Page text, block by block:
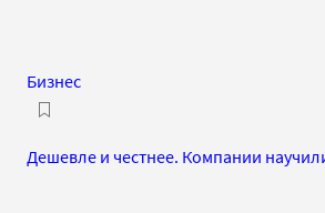
Бизнес
Дешевле и честнее. Компании